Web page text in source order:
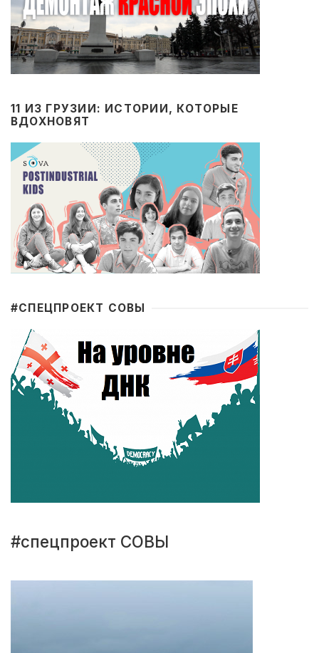
11 ИЗ ГРУЗИИ: ИСТОРИИ, КОТОРЫЕ
ВДОХНОВЯТ
#CПЕЦПРОЕКТ СОВЫ
#спецпроект СОВЫ